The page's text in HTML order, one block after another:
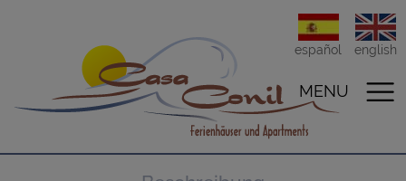
español english
MENU